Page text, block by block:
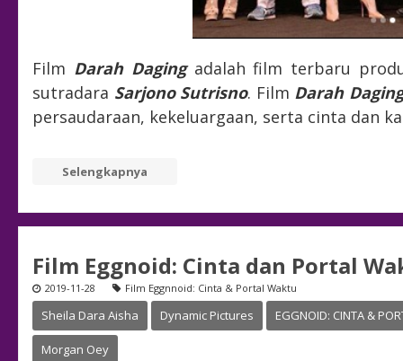
Film Darah Daging adalah film terbaru
sutradara Sarjono Sutrisno. Film Darah Daging
persaudaraan, kekeluargaan, serta cinta dan
Selengkapnya
Film Eggnoid: Cinta dan Portal
2019-11-28 Film Eggnnoid: Cinta & Portal Waktu
Sheila Dara Aisha Dynamic Pictures EGGNOID: CINTA &
Morgan Oey